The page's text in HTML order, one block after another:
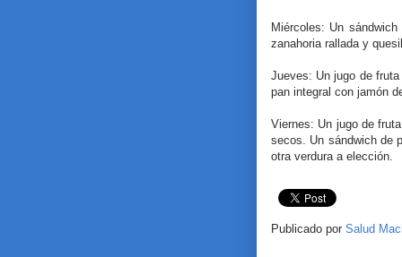
Miércoles: Un
zanahoria rallada y
Jueves: Un jugo de
pan integral con jamón
Viernes: Un jugo de
secos. Un sándwich de
otra verdura a elección.
Publicado por Salud